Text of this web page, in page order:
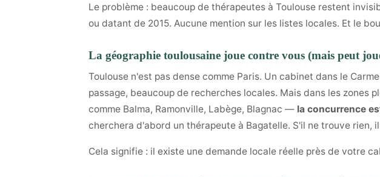
Le problème : beaucoup de thérapeutes à Toulouse restent
ou datant de 2015. Aucune mention sur les listes locales. Et le
La géographie toulousaine joue contre vous (mais peut
Toulouse n'est pas dense comme Paris. Un cabinet dans le
passage, beaucoup de recherches locales. Mais dans les zones
comme Balma, Ramonville, Labège, Blagnac — la concurrence
cherchera d'abord un thérapeute à Bagatelle. S'il ne trouve rien,
Cela signifie : il existe une demande locale réelle près de votre